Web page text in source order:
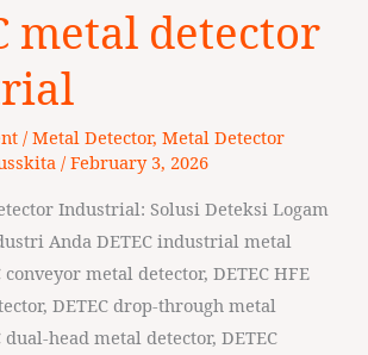
metal detector
/ Metal Detector, Metal Detector
/ February 3, 2026
Industrial: Solusi Deteksi Logam
Anda DETEC industrial metal
conveyor metal detector, DETEC HFE
DETEC drop‑through metal
dual‑head metal detector, DETEC